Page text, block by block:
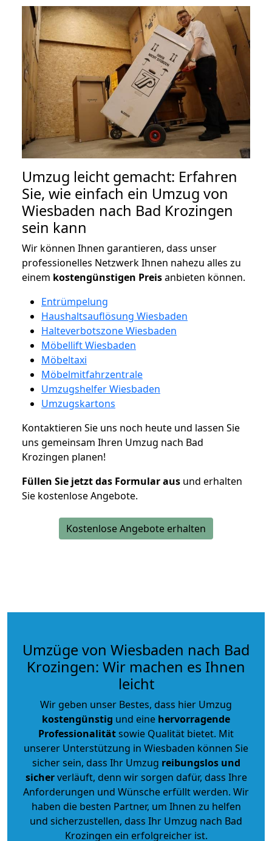
Umzug leicht gemacht: Erfahren
Sie, wie einfach ein Umzug von
Wiesbaden nach Bad Krozingen
sein kann
Wir können Ihnen garantieren, dass unser
professionelles Netzwerk Ihnen nahezu alles zu
einem kostengünstigen Preisanbieten können.
Entrümpelung
Haushaltsauflösung Wiesbaden
Halteverbotszone Wiesbaden
Möbellift Wiesbaden
Möbeltaxi
Möbelmitfahrzentrale
Umzugshelfer Wiesbaden
Umzugskartons
Kontaktieren Sie uns noch heute und lassen Sie
uns gemeinsam Ihren Umzug nach Bad
Krozingen planen!
Füllen Sie jetzt das Formular aus und erhalten
Sie kostenlose Angebote.
Kostenlose Angebote erhalten
Umzüge von Wiesbaden nach Bad
Krozingen: Wir machen es Ihnen
leicht
Wir geben unser Bestes, dass hier Umzug
kostengünstig und eine hervorragende
Professionalitätsowie Qualität bietet. Mit
unserer Unterstützung in Wiesbaden können Sie
sicher sein, dass Ihr Umzug reibungslos und
sicherverläuft, denn wir sorgen dafür, dass Ihre
Anforderungen und Wünsche erfüllt werden. Wir
haben die besten Partner, um Ihnen zu helfen
und sicherzustellen, dass Ihr Umzug nach Bad
Krozingen ein erfolgreicher ist.